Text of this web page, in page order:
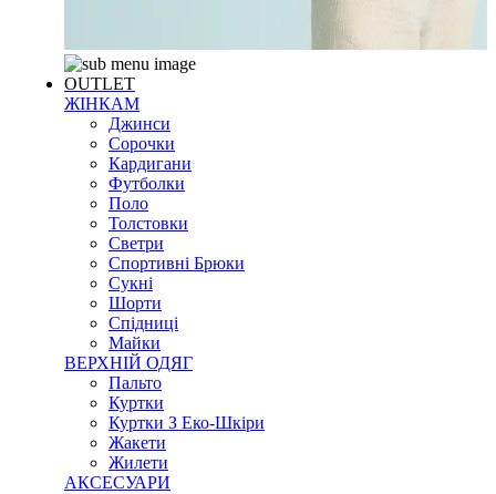
OUTLET
ЖІНКАМ
Джинси
Сорочки
Кардигани
Футболки
Поло
Толстовки
Светри
Спортивні Брюки
Сукні
Шорти
Спідниці
Майки
ВЕРХНІЙ ОДЯГ
Пальто
Куртки
Куртки З Еко-Шкіри
Жакети
Жилети
АКСЕСУАРИ